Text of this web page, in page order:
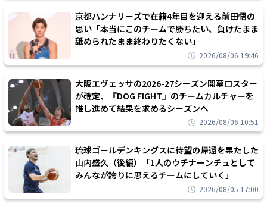
京都ハンナリーズで在籍4年目を迎える前田悟の
思い「本当にこのチームで勝ちたい、負けたまま
舐められたまま終わりたくない」
2026/08/06 19:46
大阪エヴェッサの2026-27シーズン開幕ロスター
が確定、『DOG FIGHT』のチームカルチャーを
推し進めて結果を求めるシーズンへ
2026/08/06 10:51
琉球ゴールデンキングスに待望の帰還を果たした
山内盛久（後編）「1人のウチナーンチュとして
みんなが誇りに思えるチームにしていく」
2026/08/05 17:00